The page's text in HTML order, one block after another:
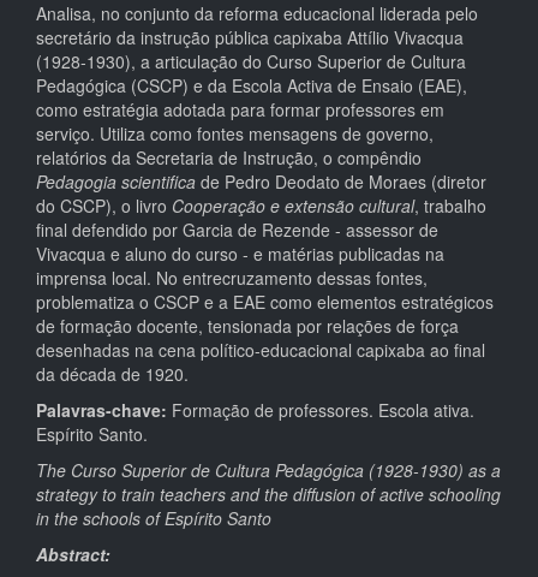
Analisa, no conjunto da reforma educacional liderada pelo
secretário da instrução pública capixaba Attílio Vivacqua
(1928-1930), a articulação do Curso Superior de Cultura
Pedagógica (CSCP) e da Escola Activa de Ensaio (EAE),
como estratégia adotada para formar professores em
serviço. Utiliza como fontes mensagens de governo,
relatórios da Secretaria de Instrução, o compêndio
Pedagogia scientifica de Pedro Deodato de Moraes (diretor
do CSCP), o livro Cooperação e extensão cultural, trabalho
final defendido por Garcia de Rezende - assessor de
Vivacqua e aluno do curso - e matérias publicadas na
imprensa local. No entrecruzamento dessas fontes,
problematiza o CSCP e a EAE como elementos estratégicos
de formação docente, tensionada por relações de força
desenhadas na cena político-educacional capixaba ao final
da década de 1920.
Palavras-chave: Formação de professores. Escola ativa.
Espírito Santo.
The Curso Superior de Cultura Pedagógica (1928-1930) as a
strategy to train teachers and the diffusion of active schooling
in the schools of Espírito Santo
Abstract: